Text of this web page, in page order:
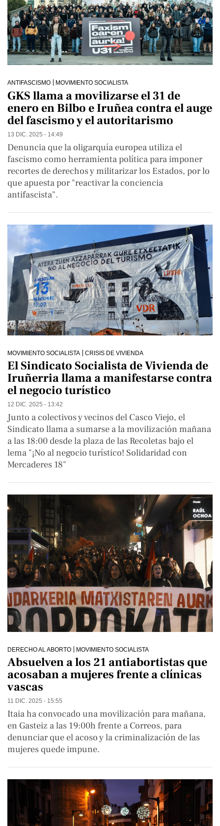
ANTIFASCISMO MOVIMIENTO SOCIALISTA
GKS llama a movilizarse el 31 de
enero en Bilbo e Iruñea contra el auge
del fascismo y el autoritarismo
13 DIC. 2025 - 14:49
Denuncia que la oligarquía europea utiliza el
fascismo como herramienta política para imponer
recortes de derechos y militarizar los Estados, por lo
que apuesta por "reactivar la conciencia
antifascista".
MOVIMIENTO SOCIALISTA CRISIS DE VIVIENDA
El Sindicato Socialista de Vivienda de
Iruñerria llama a manifestarse contra
el negocio turístico
12 DIC. 2025 - 13:42
Junto a colectivos y vecinos del Casco Viejo, el
Sindicato llama a sumarse a la movilización mañana
a las 18:00 desde la plaza de las Recoletas bajo el
lema "¡No al negocio turístico! Solidaridad con
Mercaderes 18"
DERECHO AL ABORTO MOVIMIENTO SOCIALISTA
Absuelven a los 21 antiabortistas que
acosaban a mujeres frente a clínicas
vascas
11 DIC. 2025 - 15:55
Itaia ha convocado una movilización para mañana,
en Gasteiz a las 19:00h frente a Correos, para
denunciar que el acoso y la criminalización de las
mujeres quede impune.